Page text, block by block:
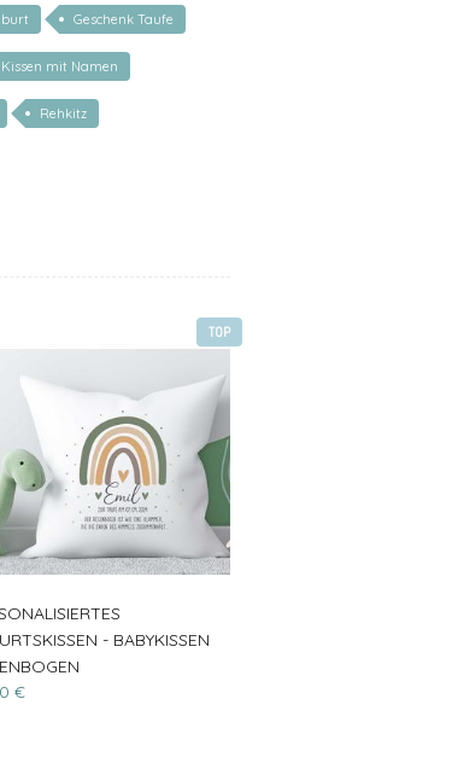
Geschenk Taufe
Kissen mit Namen
Rehkitz
TOP
- BABYKISSEN
€